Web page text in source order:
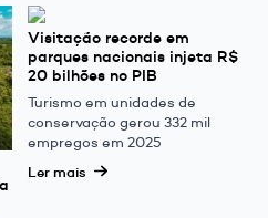
Visitação recorde em
parques nacionais injeta R$
20 bilhões no PIB
Turismo em unidades de
conservação gerou 332 mil
empregos em 2025
Ler mais